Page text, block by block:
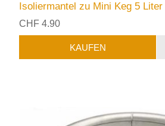
Isoliermantel zu Mini Keg 5 Liter
CHF 4.90